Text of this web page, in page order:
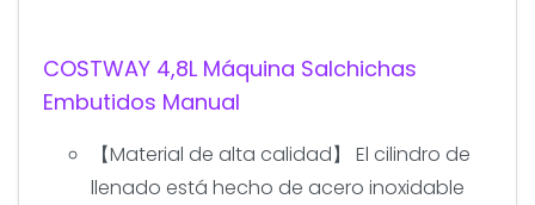
COSTWAY 4,8L Máquina Salchichas
Embutidos Manual
【Material de alta calidad】 El cilindro de
llenado está hecho de acero inoxidable